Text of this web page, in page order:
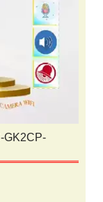
GK2CP-